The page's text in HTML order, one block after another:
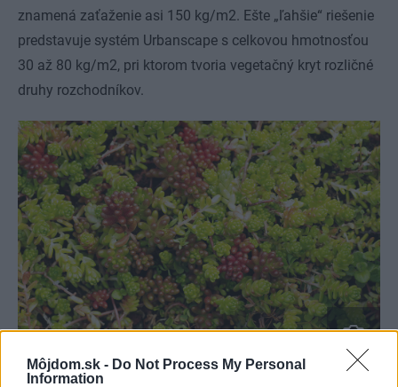
Môjdom.sk - Do Not Process My Personal
Information
znamená zaťaženie asi 150 kg/m2. Ešte „ľahšie“ riešenie
predstavuje systém Urbanscape s celkovou hmotnosťou
30 až 80 kg/m2, pri ktorom tvoria vegetačný kryt rozličné
druhy rozchodníkov.
zelená strecha iStock